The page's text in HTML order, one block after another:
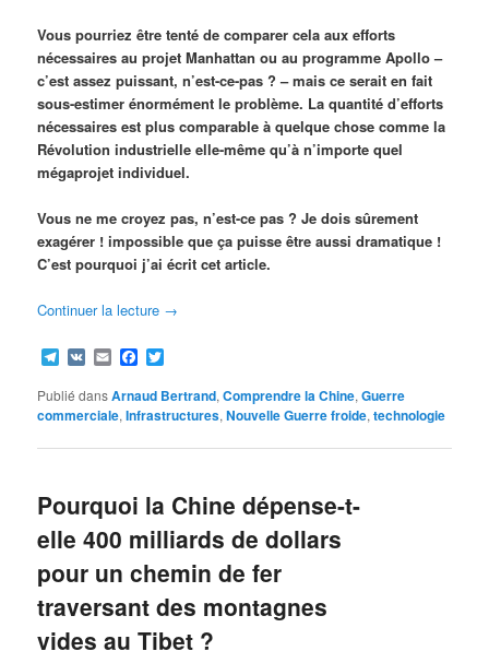
Vous pourriez être tenté de comparer cela aux efforts
nécessaires au projet Manhattan ou au programme Apollo –
c’est assez puissant, n’est-ce-pas ? – mais ce serait en fait
sous-estimer énormément le problème. La quantité d’efforts
nécessaires est plus comparable à quelque chose comme la
Révolution industrielle elle-même qu’à n’importe quel
mégaprojet individuel.
Vous ne me croyez pas, n’est-ce pas ? Je dois sûrement
exagérer ! impossible que ça puisse être aussi dramatique !
C’est pourquoi j’ai écrit cet article.
Continuer la lecture →
Telegram
VK EmailFacebook
Publié dansArnaud Bertrand,Comprendre la Chine,Guerre
commerciale,Infrastructures,Nouvelle Guerre froide,technologie
Pourquoi la Chine dépense-t-
elle 400 milliards de dollars
pour un chemin de fer
traversant des montagnes
vides au Tibet ?